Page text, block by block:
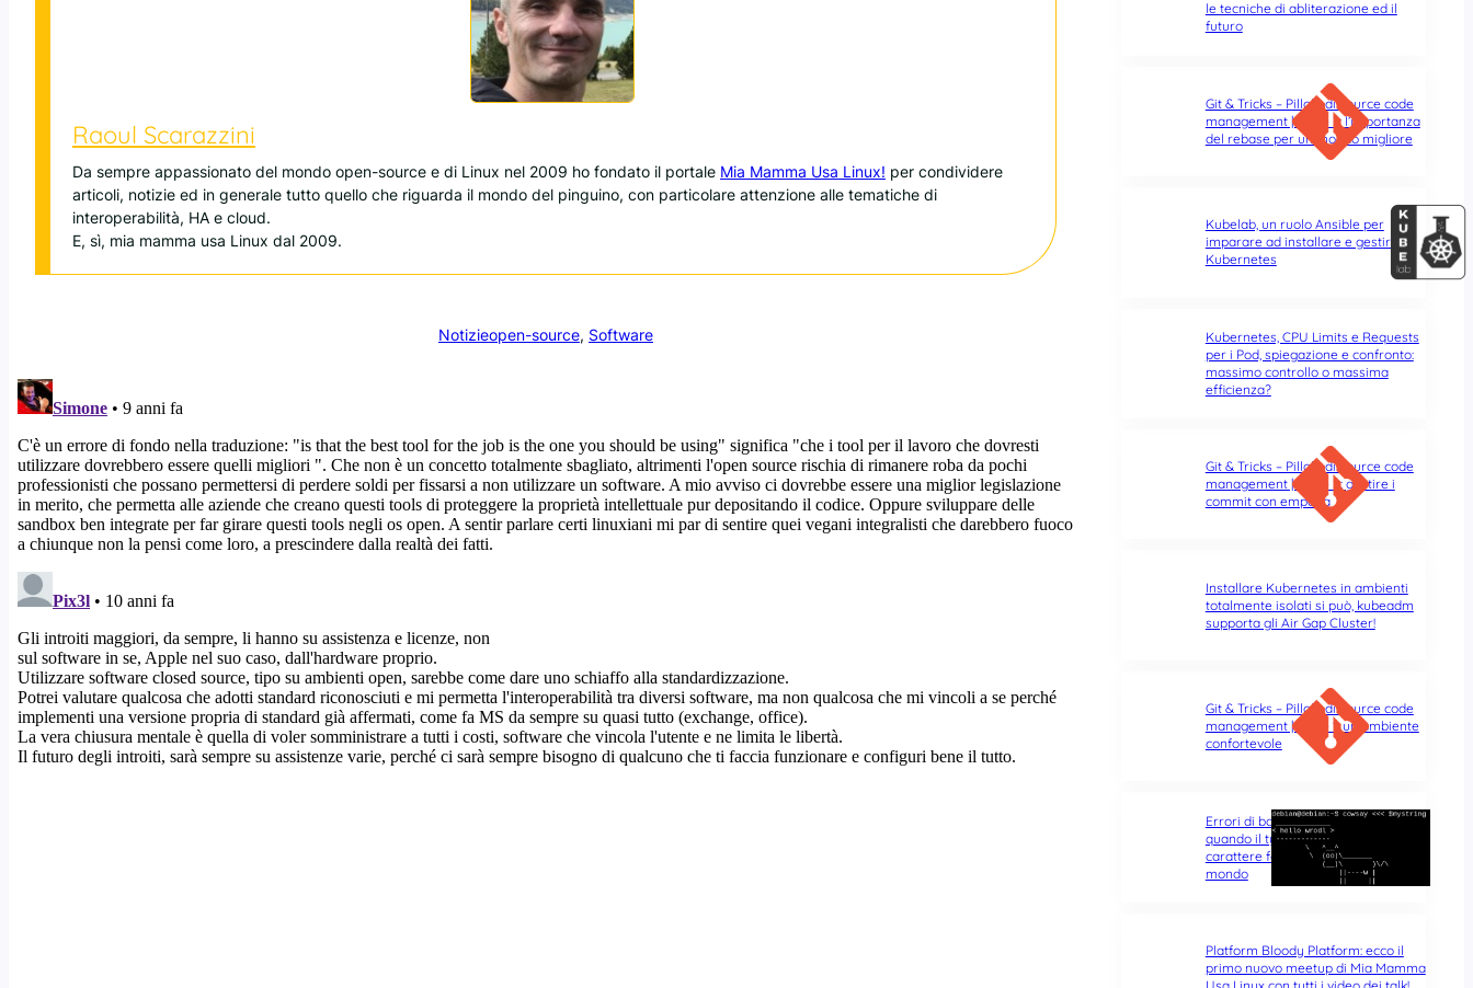
Raoul Scarazzini
Da sempre appassionato del mondo open-source e di Linux nel 2009 ho fondato il portale Mia Mamma Usa Linux! per condividere
articoli, notizie ed in generale tutto quello che riguarda il mondo del pinguino, con particolare attenzione alle tematiche di
interoperabilità, HA e cloud.
E, sì, mia mamma usa Linux dal 2009.
Notizieopen-source, Software
le tecniche di abliterazione ed il
futuro
Git & Tricks – Pillole di source code
management | Parte 3: l’importanza
del rebase per un mondo migliore
Kubelab, un ruolo Ansible per
imparare ad installare e gestire
Kubernetes
Kubernetes, CPU Limits e Requests
per i Pod, spiegazione e confronto:
massimo controllo o massima
efficienza?
Git & Tricks – Pillole di source code
management | Parte 2: gestire i
commit con empatia
Installare Kubernetes in ambienti
totalmente isolati si può, kubeadm
supporta gli Air Gap Cluster!
Git & Tricks – Pillole di source code
management | Parte 1: un ambiente
confortevole
Errori di battitura nel terminale:
quando il typo di un singolo
carattere fa tutta la differenza del
mondo
Platform Bloody Platform: ecco il
primo nuovo meetup di Mia Mamma